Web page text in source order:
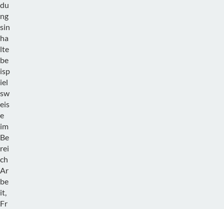
du
ng
sin
ha
lte
be
isp
iel
sw
eis
e
im
Be
rei
ch
Ar
be
it,
Fr